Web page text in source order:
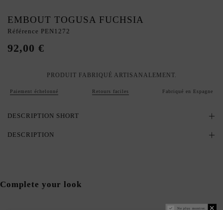
EMBOUT TOGUSA FUCHSIA
Référence PEN1272
92,00 €
PRODUIT FABRIQUÉ ARTISANALEMENT.
Paiement échelonné Retours faciles Fabriqué en Espagne
DESCRIPTION SHORT
DESCRIPTION
Complete your look
Ne plus montrer.